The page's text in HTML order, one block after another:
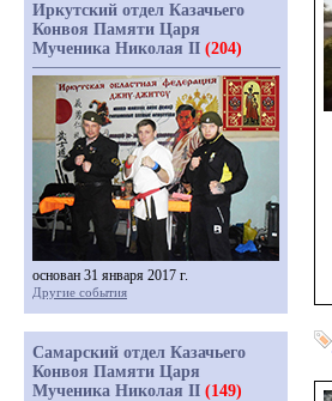
Иркутский отдел Казачьего
Конвоя Памяти Царя
Мученика Николая II (204)
основан 31 января 2017 г.
Другие события
Самарский отдел Казачьего
Конвоя Памяти Царя
Мученика Николая II (149)